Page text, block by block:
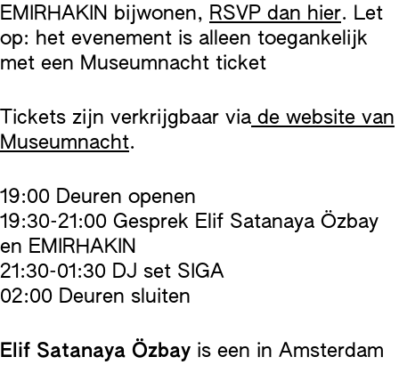
EMIRHAKIN bijwonen, RSVP dan hier. Let
op: het evenement is alleen toegankelijk
met een Museumnacht ticket
Tickets zijn verkrijgbaar via de website van
Museumnacht.
19:00 Deuren openen
19:30-21:00 Gesprek Elif Satanaya Özbay
en EMIRHAKIN
21:30-01:30 DJ set SIGA
02:00 Deuren sluiten
Elif Satanaya Özbay is een in Amsterdam